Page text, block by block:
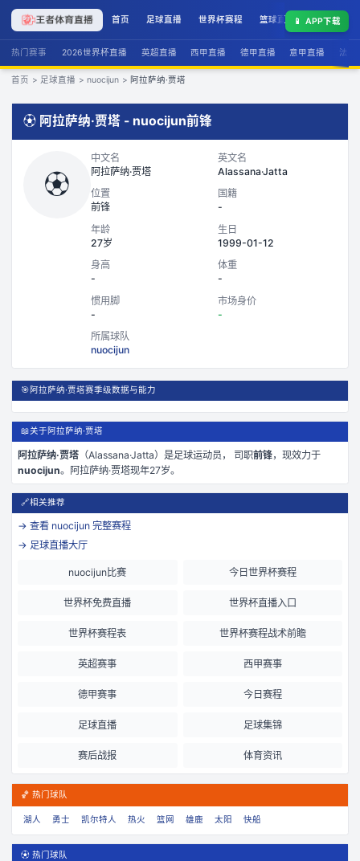
首页 足球直播 世界杯赛程 篮球直播 联赛积分
📱 APP下载
热门赛事 2026世界杯直播 英超直播 西甲直播 德甲直播 意甲直播 法甲
首页 > 足球直播 > nuocijun > 阿拉萨纳·贾塔
⚽ 阿拉萨纳·贾塔 - nuocijun前锋
⚽
中文名
阿拉萨纳·贾塔
英文名
Alassana·Jatta
位置
前锋
国籍
-
年龄
27岁
生日
1999-01-12
身高
-
体重
-
惯用脚
-
市场身价
-
所属球队
nuocijun
🎯 阿拉萨纳·贾塔赛季级数据与能力
📖关于阿拉萨纳·贾塔
阿拉萨纳·贾塔 （Alassana·Jatta）是足球运动员， 司职前锋，现效力于
nuocijun。 阿拉萨纳·贾塔现年27岁。
🔗相关推荐
→ 查看 nuocijun 完整赛程
→ 足球直播大厅
nuocijun比赛 今日世界杯赛程
世界杯免费直播 世界杯直播入口
世界杯赛程表 世界杯赛程战术前瞻
英超赛事 西甲赛事
德甲赛事 今日赛程
足球直播 足球集锦
赛后战报 体育资讯
🏀 热门球队
湖人 勇士 凯尔特人 热火 篮网 雄鹿 太阳 快船
⚽ 热门球队